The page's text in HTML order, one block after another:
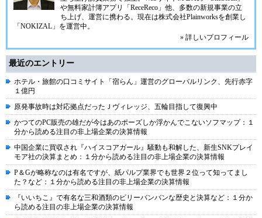
や無料家計簿アプリ「ReceReco」他、多数の新規事業の立
ち上げ、運営に携わる。現在は株式会社Plainworksを創業し
「NOKIZAL」を運営中。
» 詳しいプロフィール
最近のエントリー
ホテル・旅館の口コミサイト「宿らん」運営のグローバルリンク、先行赤字
１億円
原発事故時は対応拠点だったＪヴィレッジ、五輪目指して復興中
かつてのPC販売の雄だが今はあのポーズしか浮かんでこないソフマップ：１
分から読める注目の非上場企業の決算情報
中国企業に買収され『ハイスコアガール』騒動も和解した、新生SNKプレイ
モア社の決算まとめ：１分から読める注目の非上場企業の決算情報
P＆Gが略称なのは有名ですが、紙パルプ業界でも世界２位って知ってまし
た？など：１分から読める注目の非上場企業の決算情報
『いいちこ』で有名な三和酒類のビリーバンバンな歴史と決算など：１分か
ら読める注目の非上場企業の決算情報